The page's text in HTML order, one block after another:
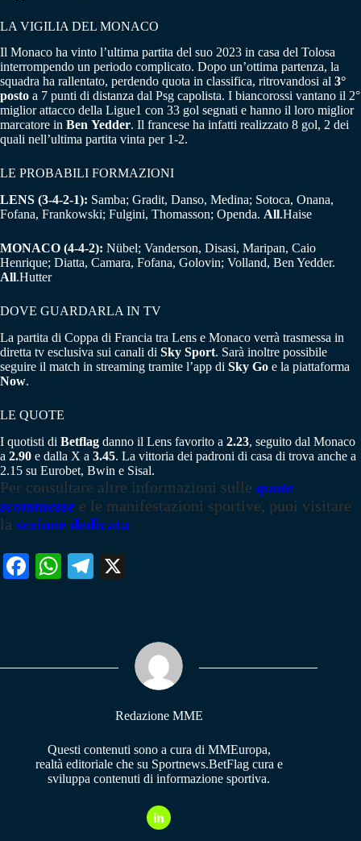
LA VIGILIA DEL MONACO
Il Monaco ha vinto l’ultima partita del suo 2023 in casa del Tolosa
interrompendo un periodo complicato. Dopo un’ottima partenza, la
squadra ha rallentato, perdendo quota in classifica, ritrovandosi al 3°
posto a 7 punti di distanza dal Psg capolista. I biancorossi vantano il 2°
miglior attacco della Ligue1 con 33 gol segnati e hanno il loro miglior
marcatore in Ben Yedder. Il francese ha infatti realizzato 8 gol, 2 dei
quali nell’ultima partita vinta per 1-2.
LE PROBABILI FORMAZIONI
LENS (3-4-2-1): Samba; Gradit, Danso, Medina; Sotoca, Onana,
Fofana, Frankowski; Fulgini, Thomasson; Openda. All.Haise
MONACO (4-4-2): Nübel; Vanderson, Disasi, Maripan, Caio
Henrique; Diatta, Camara, Fofana, Golovin; Volland, Ben Yedder.
All.Hutter
DOVE GUARDARLA IN TV
La partita di Coppa di Francia tra Lens e Monaco verrà trasmessa in
diretta tv esclusiva sui canali di Sky Sport. Sarà inoltre possibile
seguire il match in streaming tramite l’app di Sky Go e la piattaforma
Now.
LE QUOTE
I quotisti di Betflag danno il Lens favorito a 2.23, seguito dal Monaco
a 2.90 e dalla X a 3.45. La vittoria dei padroni di casa di trova anche a
2.15 su Eurobet, Bwin e Sisal.
Per consultare altre informazioni sulle quote
scommesse e le manifestazioni sportive, puoi visitare
la sezione dedicata
Fa W
pp
Te
m
Redazione MME
Questi contenuti sono a cura di MMEuropa,
realtà editoriale che su Sportnews.BetFlag cura e
sviluppa contenuti di informazione sportiva.